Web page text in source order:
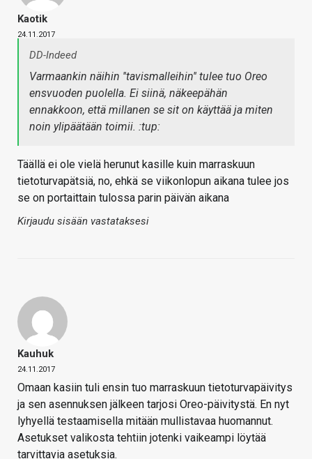
Kaotik
24.11.2017
DD-Indeed
Varmaankin näihin ''tavismalleihin'' tulee tuo Oreo
ensvuoden puolella. Ei siinä, näkeepähän
ennakkoon, että millanen se sit on käyttää ja miten
noin ylipäätään toimii. :tup:
Täällä ei ole vielä herunut kasille kuin marraskuun
tietoturvapätsiä, no, ehkä se viikonlopun aikana tulee jos
se on portaittain tulossa parin päivän aikana
Kirjaudu sisään vastataksesi
Kauhuk
24.11.2017
Omaan kasiin tuli ensin tuo marraskuun tietoturvapäivitys
ja sen asennuksen jälkeen tarjosi Oreo-päivitystä. En nyt
lyhyellä testaamisella mitään mullistavaa huomannut.
Asetukset valikosta tehtiin jotenki vaikeampi löytää
tarvittavia asetuksia.